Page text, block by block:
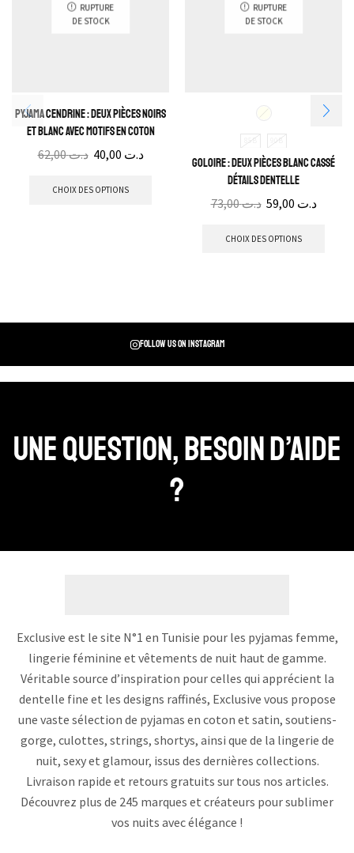
RUPTURE
DE STOCK
Pyjama Cendrine : Deux pièces noirs
et blanc avec motifs en coton
د.ت62,00 د.ت
CHOIX DES OPTIONS
RUPTURE
DE STOCK
85B 90B
Goloire : Deux pièces blanc cassé
détails dentelle
د.ت73,00 د.ت
CHOIX DES OPTIONS
Follow us on instagram
Une question, Besoin d’aide
?
Exclusive est le site N°1 en Tunisie pour les pyjamas femme,
lingerie féminine et vêtements de nuit haut de gamme.
Véritable source d’inspiration pour celles qui apprécient la
dentelle fine et les designs raffinés, Exclusive vous propose
une vaste sélection de pyjamas en coton et satin, soutiens-
gorge, culottes, strings, shortys, ainsi que de la lingerie de
nuit, sexy et glamour, issus des dernières collections.
Livraison rapide et retours gratuits sur tous nos articles.
Découvrez plus de 245 marques et créateurs pour sublimer
vos nuits avec élégance !